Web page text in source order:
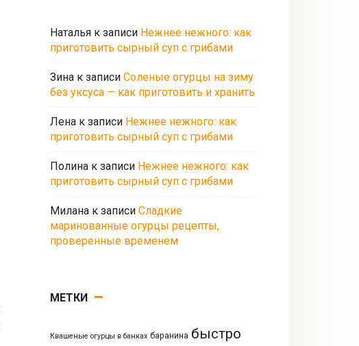
Натальяк записи Нежнее нежного: как
приготовить сырный суп с грибами
Зинак записи Соленые огурцы на зиму
без уксуса — как приготовить и хранить
Ленак записи Нежнее нежного: как
приготовить сырный суп с грибами
Полинак записи Нежнее нежного: как
приготовить сырный суп с грибами
Миланак записи Сладкие
маринованные огурцы рецепты,
проверенные временем
МЕТКИ
Квашеные огурцы в банках баранина быстро